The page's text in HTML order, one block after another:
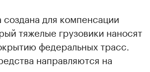
для компенсации
тяжелые грузовики наносят
федеральных трасс.
направляются на